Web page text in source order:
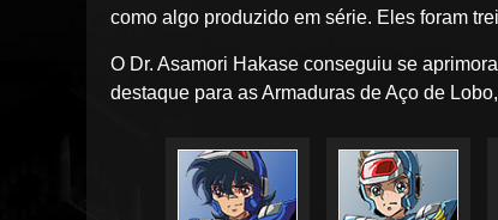
como algo produzido em série. Eles foram
O Dr. Asamori Hakase conseguiu se
destaque para as Armaduras de Aço de